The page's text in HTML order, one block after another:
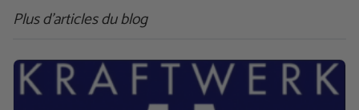
Plus d'articles du blog